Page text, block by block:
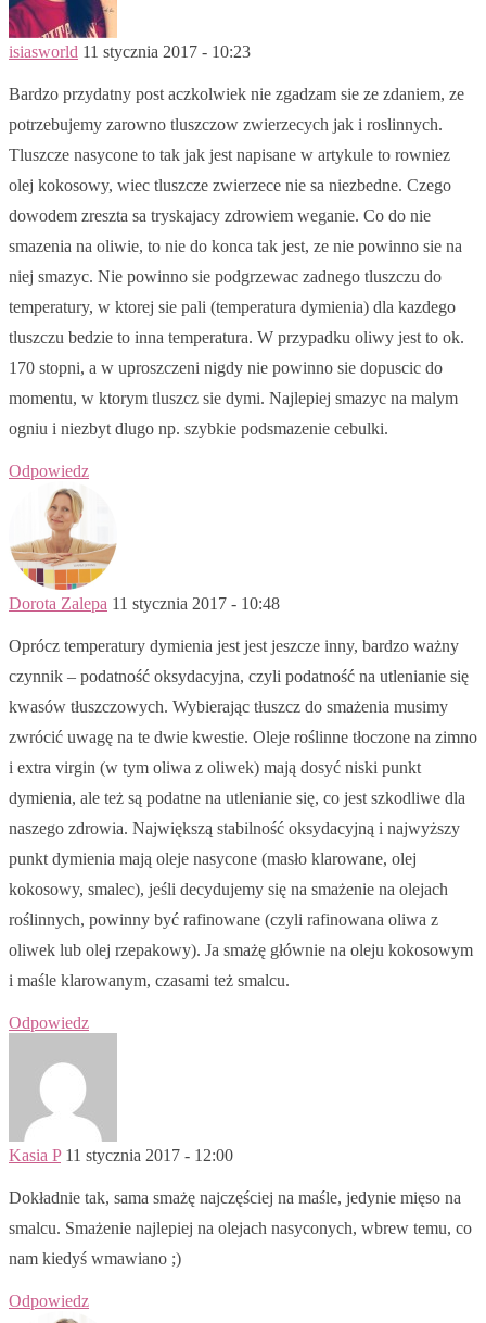
isiasworld 11 stycznia 2017 - 10:23
Bardzo przydatny post aczkolwiek nie zgadzam sie ze zdaniem, ze
potrzebujemy zarowno tluszczow zwierzecych jak i roslinnych.
Tluszcze nasycone to tak jak jest napisane w artykule to rowniez
olej kokosowy, wiec tluszcze zwierzece nie sa niezbedne. Czego
dowodem zreszta sa tryskajacy zdrowiem weganie. Co do nie
smazenia na oliwie, to nie do konca tak jest, ze nie powinno sie na
niej smazyc. Nie powinno sie podgrzewac zadnego tluszczu do
temperatury, w ktorej sie pali (temperatura dymienia) dla kazdego
tluszczu bedzie to inna temperatura. W przypadku oliwy jest to ok.
170 stopni, a w uproszczeni nigdy nie powinno sie dopuscic do
momentu, w ktorym tluszcz sie dymi. Najlepiej smazyc na malym
ogniu i niezbyt dlugo np. szybkie podsmazenie cebulki.
Odpowiedz
Dorota Zalepa 11 stycznia 2017 - 10:48
Oprócz temperatury dymienia jest jest jeszcze inny, bardzo ważny
czynnik – podatność oksydacyjna, czyli podatność na utlenianie się
kwasów tłuszczowych. Wybierając tłuszcz do smażenia musimy
zwrócić uwagę na te dwie kwestie. Oleje roślinne tłoczone na zimno
i extra virgin (w tym oliwa z oliwek) mają dosyć niski punkt
dymienia, ale też są podatne na utlenianie się, co jest szkodliwe dla
naszego zdrowia. Największą stabilność oksydacyjną i najwyższy
punkt dymienia mają oleje nasycone (masło klarowane, olej
kokosowy, smalec), jeśli decydujemy się na smażenie na olejach
roślinnych, powinny być rafinowane (czyli rafinowana oliwa z
oliwek lub olej rzepakowy). Ja smażę głównie na oleju kokosowym
i maśle klarowanym, czasami też smalcu.
Odpowiedz
Kasia P 11 stycznia 2017 - 12:00
Dokładnie tak, sama smażę najczęściej na maśle, jedynie mięso na
smalcu. Smażenie najlepiej na olejach nasyconych, wbrew temu, co
nam kiedyś wmawiano ;)
Odpowiedz